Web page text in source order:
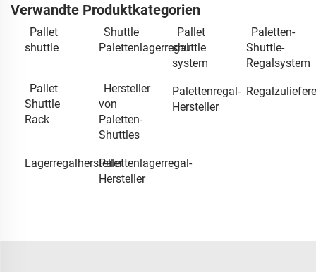
Verwandte Produktkategorien
Pallet
shuttle
Shuttle
Palettenlagerregal
Pallet
shuttle
system
Paletten-
Shuttle-
Regalsystem
Pallet
Shuttle
Rack
Hersteller
von
Paletten-
Shuttles
Palettenregal-
Hersteller
LagerregalherstellerPalettenlagerregal-
Hersteller